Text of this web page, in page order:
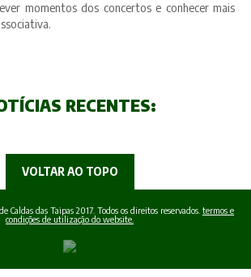
momentos dos concertos e conhecer mais
RECENTES:
VOLTAR AO TOPO
Caldas das Taipas 2017. Todos os direitos reservados. termos e
condições de utilização do website.